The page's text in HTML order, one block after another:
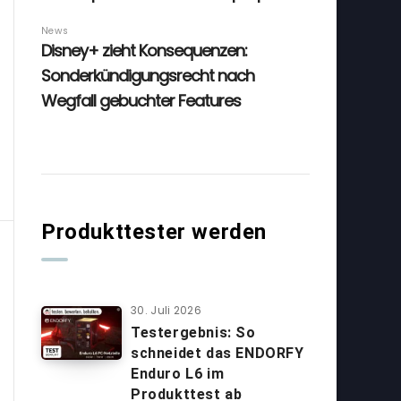
Produkttester werden
30. Juli 2026
Testergebnis: So
schneidet das ENDORFY
Enduro L6 im
Produkttest ab